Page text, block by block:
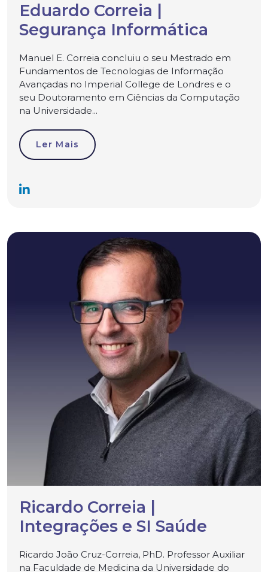
Eduardo Correia |
Segurança Informática
Manuel E. Correia concluiu o seu Mestrado em
Fundamentos de Tecnologias de Informação
Avançadas no Imperial College de Londres e o
seu Doutoramento em Ciências da Computação
na Universidade...
Ler Mais
Ricardo Correia |
Integrações e SI Saúde
Ricardo João Cruz-Correia, PhD. Professor Auxiliar
na Faculdade de Medicina da Universidade do